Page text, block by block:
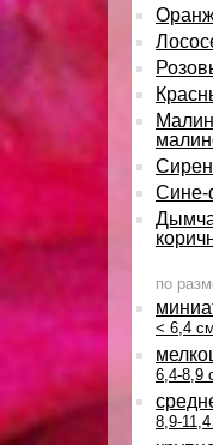
Сине-
по
< 6,4 см
6,4-8,9
8,9-